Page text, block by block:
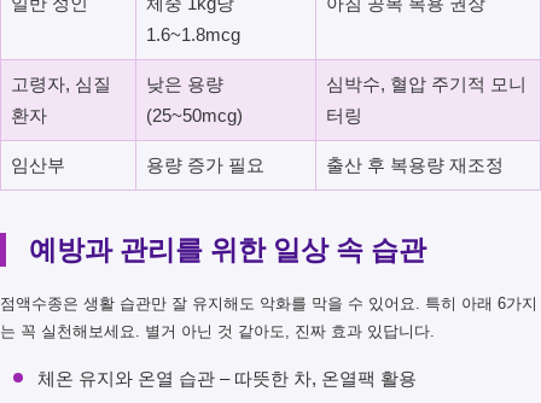
1.6~1.8mcg
고령자, 심질
환자
낮은 용량
(25~50mcg)
심박수, 혈압 주기적 모니
터링
임산부 용량 증가 필요 출산 후 복용량 재조정
예방과 관리를 위한 일상 속 습관
점액수종은 생활 습관만 잘 유지해도 악화를 막을 수 있어요. 특히 아래 6가지
는 꼭 실천해보세요. 별거 아닌 것 같아도, 진짜 효과 있답니다.
체온 유지와 온열 습관 – 따뜻한 차, 온열팩 활용